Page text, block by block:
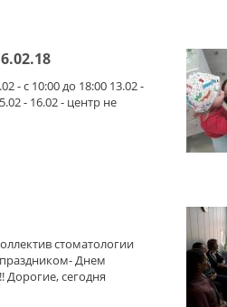
- с 10:00 до 18:00 13.02 -
- 16.02 - центр не
стоматологии
Днем
Дорогие, сегодня